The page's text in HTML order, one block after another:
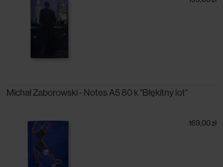
Michał Zaborowski - Notes A5 80 k "Błękitny lot"
169,00 zł